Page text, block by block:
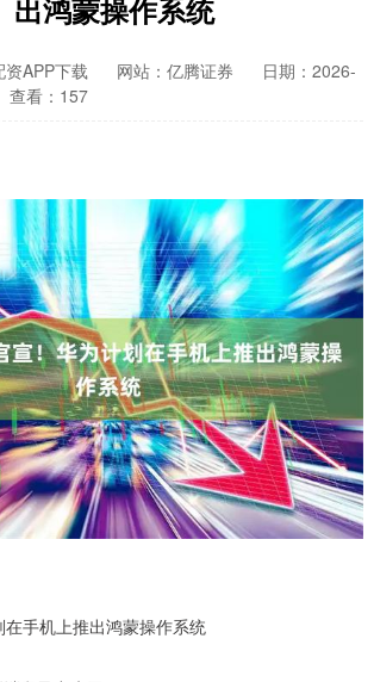
出鸿蒙操作系统
APP下载 网站：亿腾证券
日期：2026-
查看：157